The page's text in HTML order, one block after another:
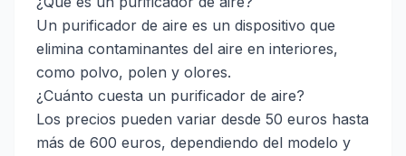
Un purificador de aire es un dispositivo que
elimina contaminantes del aire en interiores,
como polvo, polen y olores.
¿Cuánto cuesta un purificador de aire?
Los precios pueden variar desde 50 euros hasta
más de 600 euros, dependiendo del modelo y